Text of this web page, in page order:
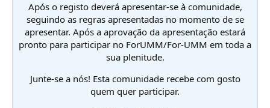
Após o registo deverá apresentar-se à comunidade,
seguindo as regras apresentadas no momento de se
apresentar. Após a aprovação da apresentação estará
pronto para participar no ForUMM/For-UMM em toda a
sua plenitude.
Junte-se a nós! Esta comunidade recebe com gosto
quem quer participar.